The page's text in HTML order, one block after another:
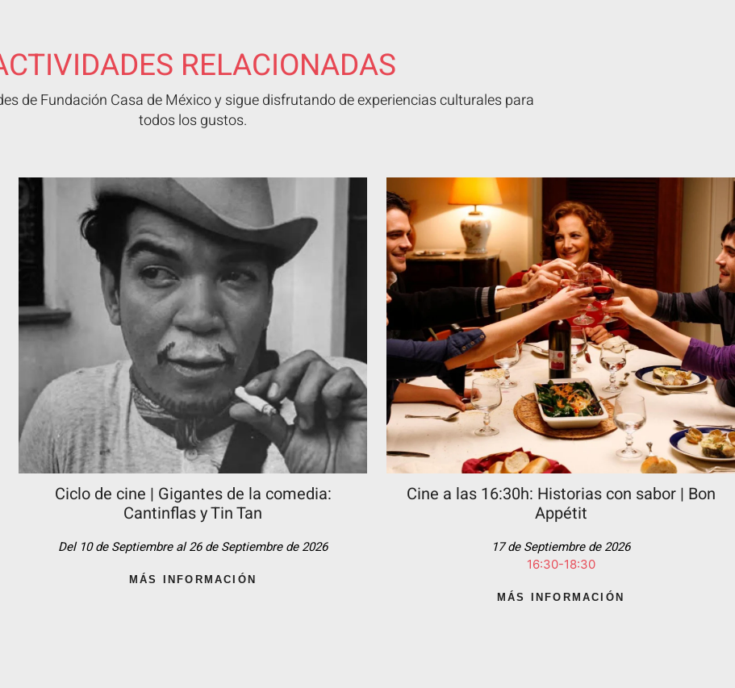
RELACIONADAS
de Fundación Casa de México y sigue disfrutando de experiencias culturales para
todos los gustos.
Ciclo de cine | Gigantes de la comedia:
Cantinflas y Tin Tan​
Del 10 de Septiembre al 26 de Septiembre de 2026
MÁS INFORMACIÓN
Cine a las 16:30h: Historias con sabor | Bon
Appétit
17 de Septiembre de 2026
16:30-18:30
MÁS INFORMACIÓN